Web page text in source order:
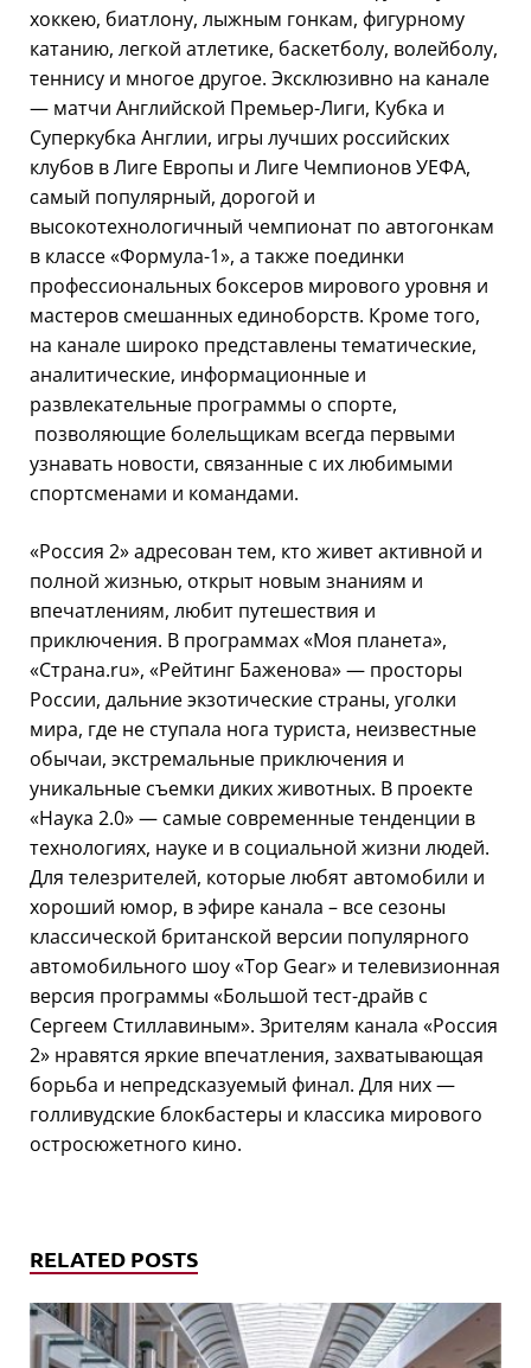
хоккею, биатлону, лыжным гонкам, фигурному
катанию, легкой атлетике, баскетболу, волейболу,
теннису и многое другое. Эксклюзивно на канале
— матчи Английской Премьер-Лиги, Кубка и
Суперкубка Англии, игры лучших российских
клубов в Лиге Европы и Лиге Чемпионов УЕФА,
самый популярный, дорогой и
высокотехнологичный чемпионат по автогонкам
в классе «Формула-1», а также поединки
профессиональных боксеров мирового уровня и
мастеров смешанных единоборств. Кроме того,
на канале широко представлены тематические,
аналитические, информационные и
развлекательные программы о спорте,
позволяющие болельщикам всегда первыми
узнавать новости, связанные с их любимыми
спортсменами и командами.
«Россия 2» адресован тем, кто живет активной и
полной жизнью, открыт новым знаниям и
впечатлениям, любит путешествия и
приключения. В программах «Моя планета»,
«Страна.ru», «Рейтинг Баженова» — просторы
России, дальние экзотические страны, уголки
мира, где не ступала нога туриста, неизвестные
обычаи, экстремальные приключения и
уникальные съемки диких животных. В проекте
«Наука 2.0» — самые современные тенденции в
технологиях, науке и в социальной жизни людей.
Для телезрителей, которые любят автомобили и
хороший юмор, в эфире канала – все сезоны
классической британской версии популярного
автомобильного шоу «Top Gear» и телевизионная
версия программы «Большой тест-драйв с
Сергеем Стиллавиным». Зрителям канала «Россия
2» нравятся яркие впечатления, захватывающая
борьба и непредсказуемый финал. Для них —
голливудские блокбастеры и классика мирового
остросюжетного кино.
RELATED POSTS